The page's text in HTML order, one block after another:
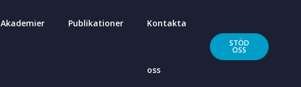
Akademier Publikationer Kontakta
oss
STÖD
OSS